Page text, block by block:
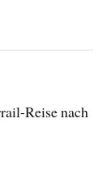
Reise nach